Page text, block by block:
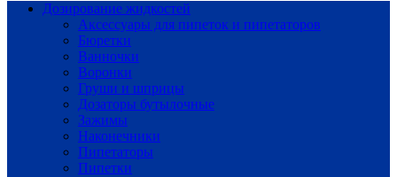
Дозирование жидкостей
Аксессуары для пипеток и пипетаторов
Бюретки
Ванночки
Воронки
Груши и шприцы
Дозаторы бутылочные
Зажимы
Наконечники
Пипетаторы
Пипетки